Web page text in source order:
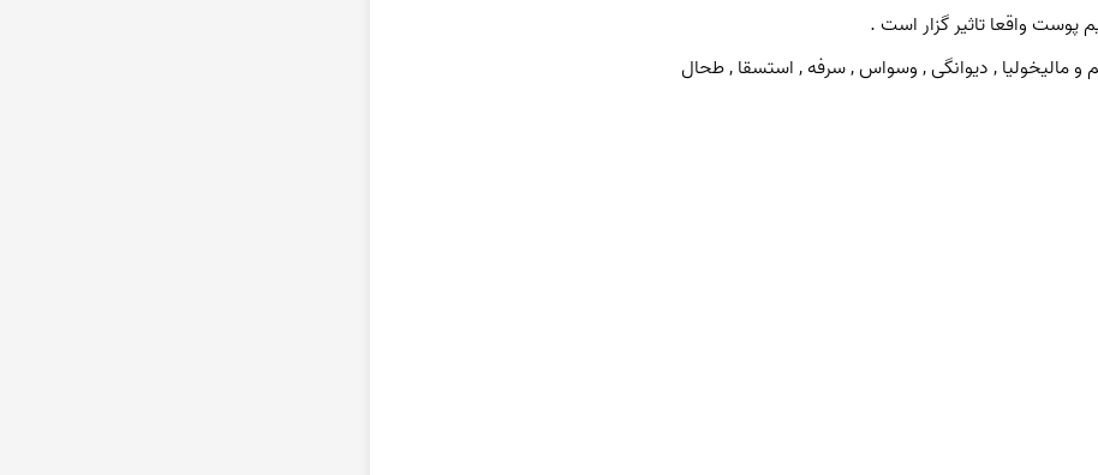
و مالیخولیا , دیوانگی , وسواس , سرفه , استسقا , طحال